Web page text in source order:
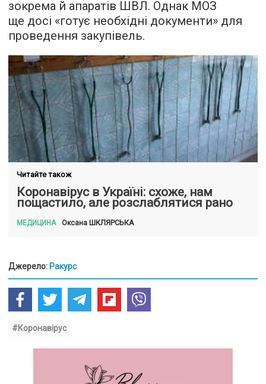
зокрема й апаратів ШВЛ. Однак МОЗ
ще досі «готує необхідні документи» для
проведення закупівель.
Читайте також
Коронавірус в Україні: схоже, нам
пощастило, але розслаблятися рано
МЕДИЦИНА Оксана ШКЛЯРСЬКА
Джерело: Ракурс
#Коронавірус